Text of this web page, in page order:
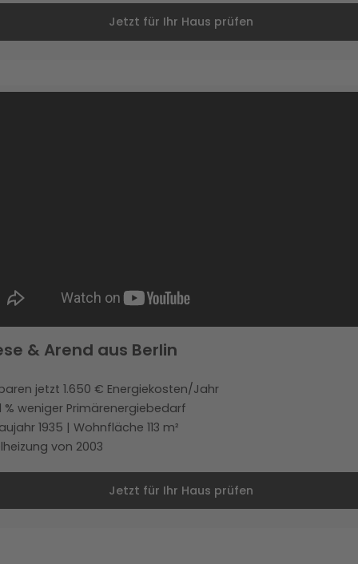
Jetzt für Ihr Haus prüfen
& Arend aus Berlin
jetzt 1.650 € Energiekosten/Jahr
% weniger Primärenergiebedarf
1935 | Wohnfläche 113 m²
von 2003
Jetzt für Ihr Haus prüfen